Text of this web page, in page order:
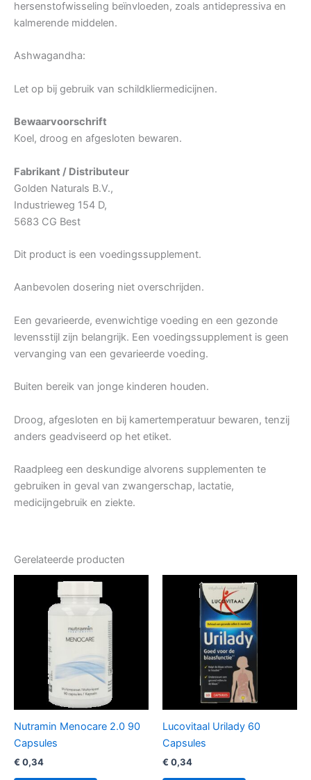
hersenstofwisseling beïnvloeden, zoals antidepressiva en
kalmerende middelen.
Ashwagandha:
Let op bij gebruik van schildkliermedicijnen.
Bewaarvoorschrift
Koel, droog en afgesloten bewaren.
Fabrikant / Distributeur
Golden Naturals B.V.,
Industrieweg 154 D,
5683 CG Best
Dit product is een voedingssupplement.
Aanbevolen dosering niet overschrijden.
Een gevarieerde, evenwichtige voeding en een gezonde
levensstijl zijn belangrijk. Een voedingssupplement is geen
vervanging van een gevarieerde voeding.
Buiten bereik van jonge kinderen houden.
Droog, afgesloten en bij kamertemperatuur bewaren, tenzij
anders geadviseerd op het etiket.
Raadpleeg een deskundige alvorens supplementen te
gebruiken in geval van zwangerschap, lactatie,
medicijngebruik en ziekte.
Gerelateerde producten
Nutramin Menocare 2.0 90
Capsules
€ 0,34
Lucovitaal Urilady 60
Capsules
€ 0,34